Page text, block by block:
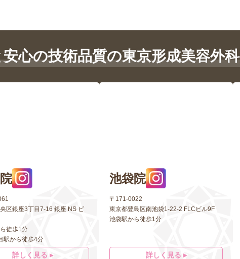
心の技術品質の東京形成美容外科
区銀座3丁目7-16 銀座 NS ビ
徒歩1分
駅から徒歩4分
詳しく見る ▸
池袋院
〒171-0022
東京都豊島区南池袋1-22-2 FLCビル9F
池袋駅から徒歩1分
詳しく見る ▸